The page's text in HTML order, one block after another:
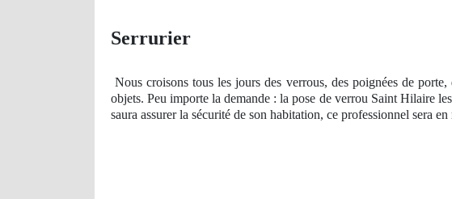
Serrurier
Nous croisons tous les jours des verrous, des poignées de
objets. Peu importe la demande : la pose de verrou Saint Hilaire
saura assurer la sécurité de son habitation, ce professionnel sera